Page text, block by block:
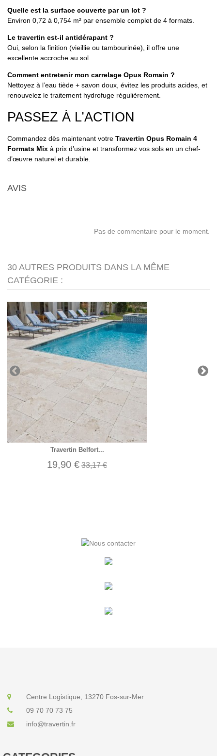
Quelle est la surface couverte par un lot ?
Environ 0,72 à 0,754 m² par ensemble complet de 4 formats.
Le travertin est-il antidérapant ?
Oui, selon la finition (vieillie ou tambourinée), il offre une
excellente accroche au sol.
Comment entretenir mon carrelage Opus Romain ?
Nettoyez à l’eau tiède + savon doux, évitez les produits acides, et
renouvelez le traitement hydrofuge régulièrement.
PASSEZ À L’ACTION
Commandez dès maintenant votre Travertin Opus Romain 4
Formats Mix à prix d’usine et transformez vos sols en un chef-
d’œuvre naturel et durable.
AVIS
Pas de commentaire pour le moment.
30 AUTRES PRODUITS DANS LA MÊME
CATÉGORIE :
Travertin Belfort...
19,90 € 33,17 €
Centre Logistique, 13270 Fos-sur-Mer
09 70 70 73 75
info@travertin.fr